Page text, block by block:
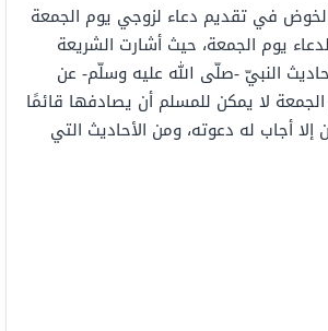
في تقديم دعاء لزوجي يوم الجمعة
يوم الجمعة، حيث أشارت الشريعة
النبيّ -صلّى الله عليه وسلّم- عن
لا يمكن للمسلم أن يصادفها قائمًا
إلا أجاب له دعوته، ومن الأحاديث التي